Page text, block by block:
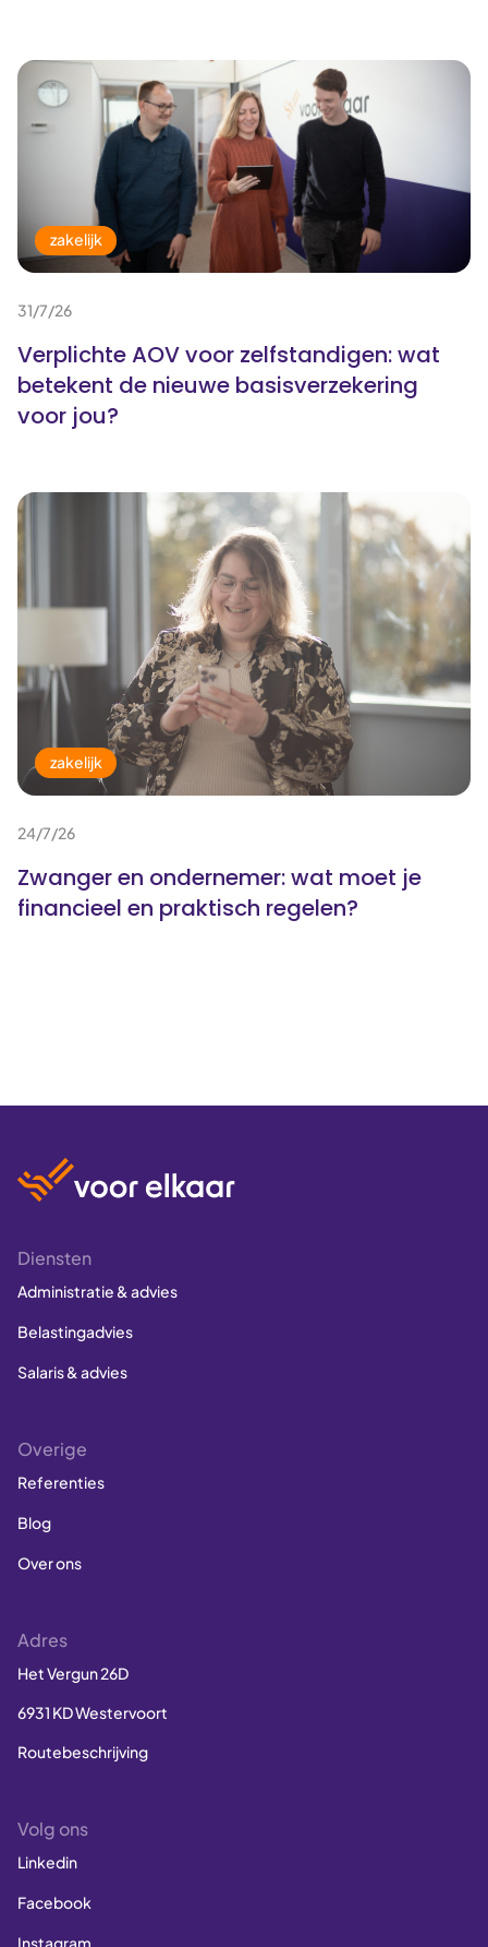
zakelijk
31/7/26
Verplichte AOV voor zelfstandigen: wat
betekent de nieuwe basisverzekering
voor jou?
zakelijk
24/7/26
Zwanger en ondernemer: wat moet je
financieel en praktisch regelen?
Diensten
Administratie & advies
Belastingadvies
Salaris & advies
Overige
Referenties
Blog
Over ons
Adres
Het Vergun 26D
6931 KD Westervoort
Routebeschrijving
Volg ons
Linkedin
Facebook
Instagram